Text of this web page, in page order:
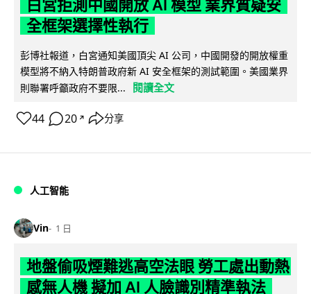
白宮拒測中國開放 AI 模型 業界質疑安
全框架選擇性執行
彭博社報道，白宮通知美國頂尖 AI 公司，中國開發的開放權重
模型將不納入特朗普政府新 AI 安全框架的測試範圍。美國業界
則聯署呼籲政府不要限...
閱讀全文
44 20 ↗ 分享
人工智能
Vin 1 日
地盤偷吸煙難逃高空法眼 勞工處出動熱
感無人機 擬加 AI 人臉識別精準執法